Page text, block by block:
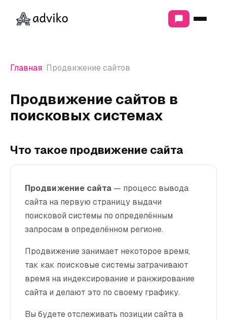
МАРКЕТИНГ И ПРОДВИЖЕНИЕ
Контекстная реклама
Продвижение в соцсетях
Разработка сайтов
Интернет-магазины
Модернизация сайтов
АНАЛИТИКА И СТРАТЕГИЯ
Сквозная аналитика
Аудит маркетинга
Интернет-маркетинг
WEB3 И БЛОКЧЕЙН
Продвижение ICO и Web3
Разработка токеномики
Главная Продвижение сайтов
Продвижение сайтов в
поисковых системах
Что такое продвижение сайта
Продвижение сайта — процесс вывода
сайта на первую страницу выдачи
поисковой системы по определённым
запросам в определённом регионе.
Продвижение занимает некоторое время,
так как поисковые системы затрачивают
время на индексирование и ранжирование
сайта и делают это по своему графику.
Вы будете отслеживать позиции сайта в